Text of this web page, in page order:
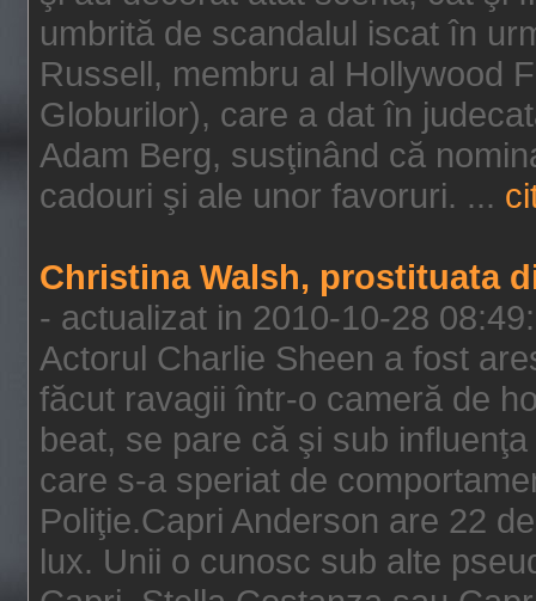
umbrită de scandalul iscat în
Russell, membru al Hollywood
Globurilor), care a dat în
Adam Berg, susţinând că
cadouri şi ale unor favoruri. ...
Christina Walsh, prostituata
- actualizat in 2010-10-28
Actorul Charlie Sheen a fost
făcut ravagii într-o cameră de
beat, se pare că şi sub
care s-a speriat de
Poliţie.Capri Anderson are 22
lux. Unii o cunosc sub alte